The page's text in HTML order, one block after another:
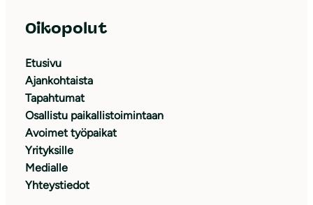
Oikopolut
Etusivu
Ajankohtaista
Tapahtumat
Osallistu paikallistoimintaan
Avoimet työpaikat
Yrityksille
Medialle
Yhteystiedot